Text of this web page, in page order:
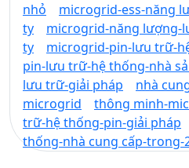
nhỏ
microgrid-ess-năng
ty
microgrid-năng lượng-
ty
microgrid-pin-lưu trữ-
pin-lưu trữ-hệ thống-nhà
lưu trữ-giải pháp
nhà
microgrid
thông minh-
trữ-hệ thống-pin-giải pháp
thống-nhà cung cấp-trong-